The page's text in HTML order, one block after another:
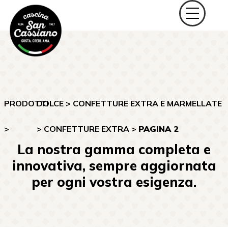
PRODOTTI
>
DOLCE> CONFETTURE EXTRA E MARMELLATE
> CONFETTURE EXTRA> PAGINA 2
La nostra gamma completa e
innovativa, sempre aggiornata
per ogni vostra esigenza.